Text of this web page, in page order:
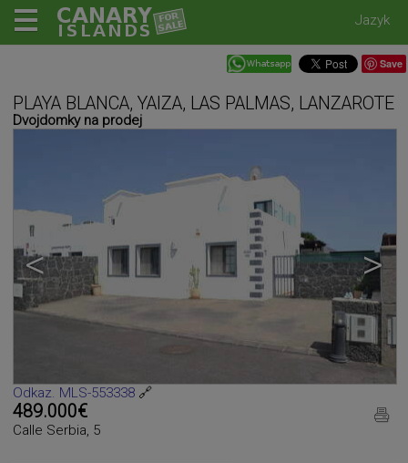
Jazyk
Save
PLAYA BLANCA, YAIZA, LAS PALMAS, LANZAROTE
Dvojdomky na prodej
< >
Odkaz. MLS-553338 🔗
489.000€
Calle Serbia, 5